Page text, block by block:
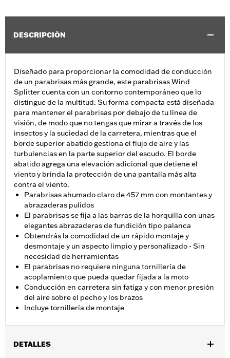
DESCRIPCIÓN
Diseñado para proporcionar la comodidad de conducción
de un parabrisas más grande, este parabrisas Wind
Splitter cuenta con un contorno contemporáneo que lo
distingue de la multitud. Su forma compacta está diseñada
para mantener el parabrisas por debajo de tu línea de
visión, de modo que no tengas que mirar a través de los
insectos y la suciedad de la carretera, mientras que el
borde superior abatido gestiona el flujo de aire y las
turbulencias en la parte superior del escudo. El borde
abatido agrega una elevación adicional que detiene el
viento y brinda la protección de una pantalla más alta
contra el viento.
Parabrisas ahumado claro de 457 mm con montantes y
abrazaderas pulidos
El parabrisas se fija a las barras de la horquilla con unas
elegantes abrazaderas de fundición tipo palanca
Obtendrás la comodidad de un rápido montaje y
desmontaje y un aspecto limpio y personalizado - Sin
necesidad de herramientas
El parabrisas no requiere ninguna tornillería de
acoplamiento que pueda quedar fijada a la moto
Conducción en carretera sin fatiga y con menor presión
del aire sobre el pecho y los brazos
Incluye tornillería de montaje
DETALLES